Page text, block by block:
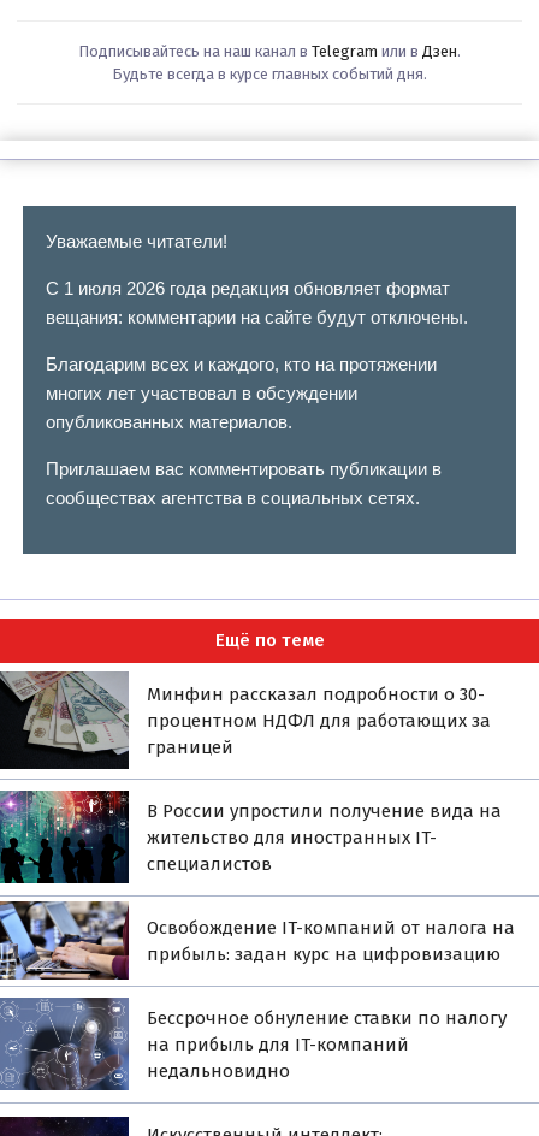
Подписывайтесь на наш канал в Telegram или в Дзен.
Будьте всегда в курсе главных событий дня.
Уважаемые читатели!
С 1 июля 2026 года редакция обновляет формат
вещания: комментарии на сайте будут отключены.
Благодарим всех и каждого, кто на протяжении
многих лет участвовал в обсуждении
опубликованных материалов.
Приглашаем вас комментировать публикации в
сообществах агентства в социальных сетях.
Ещё по теме
Минфин рассказал подробности о 30-
процентном НДФЛ для работающих за
границей
В России упростили получение вида на
жительство для иностранных IT-
специалистов
Освобождение IT-компаний от налога на
прибыль: задан курс на цифровизацию
Бессрочное обнуление ставки по налогу
на прибыль для IT-компаний
недальновидно